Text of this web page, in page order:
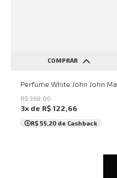
COMPRAR
UN
R$ 368 00
3x de R$ 122 66
R$ 55,20 de Cashback